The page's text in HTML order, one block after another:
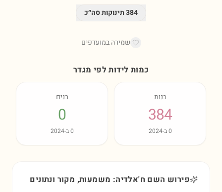
384תינוקות סה״כ
שמירה במועדפים
כמות לידות לפי מגדר
בנות
384
0ב-2024
בנים
0
0ב-2024
פירוש השם ח'אלדיה: משמעות, מקור ונתונים